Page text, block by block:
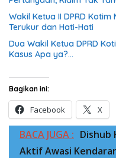
Wakil Ketua II DPRD
Terukur dan Hati-Hati
Dua Wakil Ketua DPRD
Kasus Apa ya?…
Bagikan ini:
Facebook X
BACA JUGA : Dishub
Aktif Awasi